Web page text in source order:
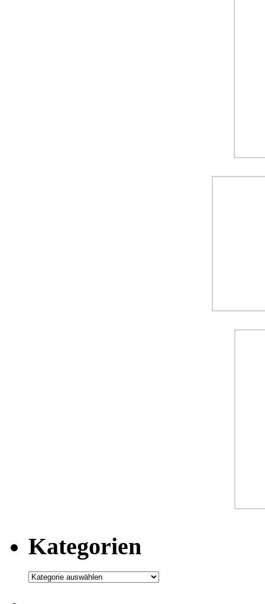
Kategorien
Kategorien